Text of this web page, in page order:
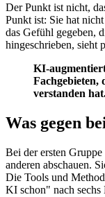
Der Punkt ist nicht,
Punkt ist: Sie hat
das Gefühl gegeben,
hingeschrieben, sieht
KI-
Fachgebieten,
verstanden
Was gegen
Bei der ersten
anderen abschauen.
Die Tools und
KI schon" nach sechs